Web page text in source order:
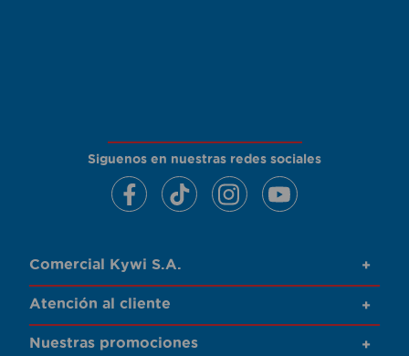
Siguenos en nuestras redes sociales
Comercial Kywi S.A. +
Atención al cliente +
Nuestras promociones +